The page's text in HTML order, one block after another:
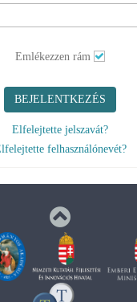
Emlékezzen rám
BEJELENTKEZÉS
Elfelejtette jelszavát?
felhasználónevét?